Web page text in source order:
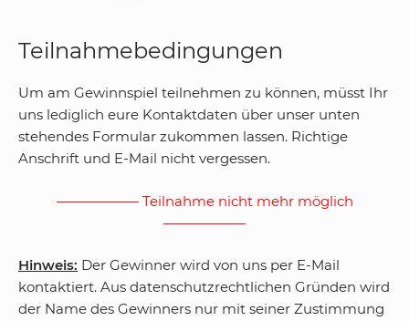
Teilnahmebedingungen
Um am Gewinnspiel teilnehmen zu können, müsst Ihr
uns lediglich eure Kontaktdaten über unser unten
stehendes Formular zukommen lassen. Richtige
Anschrift und E-Mail nicht vergessen.
——————Teilnahme nicht mehr möglich
——————
Hinweis: Der Gewinner wird von uns per E-Mail
kontaktiert. Aus datenschutzrechtlichen Gründen wird
der Name des Gewinners nur mit seiner Zustimmung